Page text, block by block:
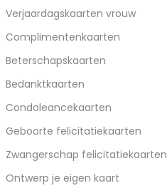
Verjaardagskaarten vrouw
Complimentenkaarten
Beterschapskaarten
Bedanktkaarten
Condoleancekaarten
Geboorte felicitatiekaarten
Zwangerschap felicitatiekaarten
Ontwerp je eigen kaart